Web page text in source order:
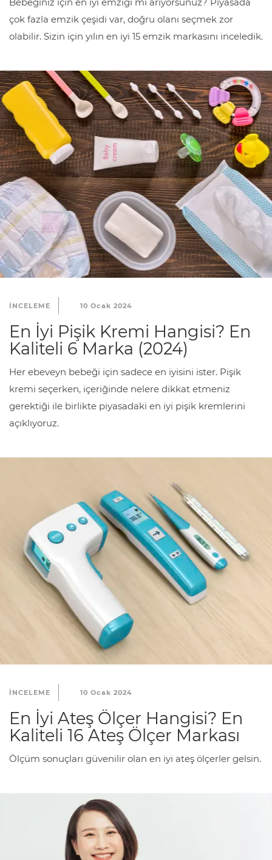
çok fazla emzik çeşidi var, doğru olanı seçmek zor
olabilir. Sizin için yılın en iyi 15 emzik markasını inceledik.
INCELEME 10 Ocak 2024
En İyi Pişik Kremi Hangisi? En
Kaliteli 6 Marka (2024)
Her ebeveyn bebeği için sadece en iyisini ister. Pişik
kremi seçerken, içeriğinde nelere dikkat etmeniz
gerektiği ile birlikte piyasadaki en iyi pişik kremlerini
açıklıyoruz.
INCELEME 10 Ocak 2024
En İyi Ateş Ölçer Hangisi? En
Kaliteli 16 Ateş Ölçer Markası
Ölçüm sonuçları güvenilir olan en iyi ateş ölçerler gelsin.